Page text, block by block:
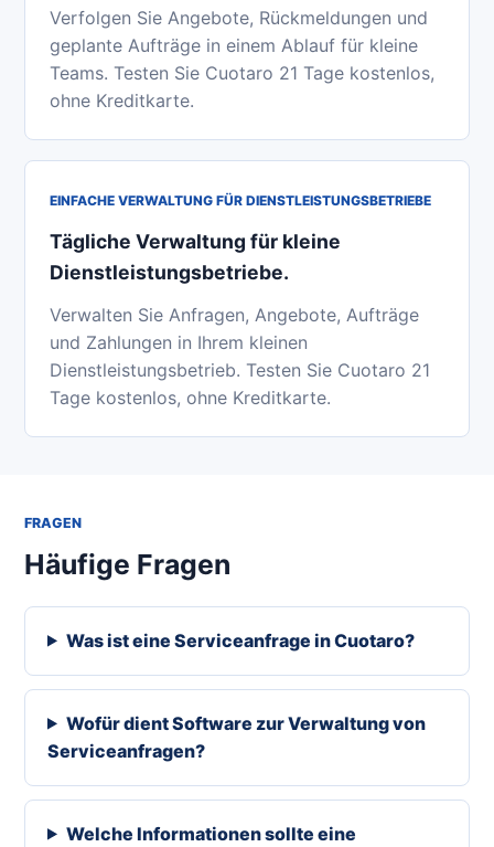
Verfolgen Sie Angebote, Rückmeldungen und
geplante Aufträge in einem Ablauf für kleine
Teams. Testen Sie Cuotaro 21 Tage kostenlos,
ohne Kreditkarte.
EINFACHE VERWALTUNG FÜR DIENSTLEISTUNGSBETRIEBE
Tägliche Verwaltung für kleine
Dienstleistungsbetriebe.
Verwalten Sie Anfragen, Angebote, Aufträge
und Zahlungen in Ihrem kleinen
Dienstleistungsbetrieb. Testen Sie Cuotaro 21
Tage kostenlos, ohne Kreditkarte.
FRAGEN
Häufige Fragen
Was ist eine Serviceanfrage in Cuotaro?
Wofür dient Software zur Verwaltung von
Serviceanfragen?
Welche Informationen sollte eine